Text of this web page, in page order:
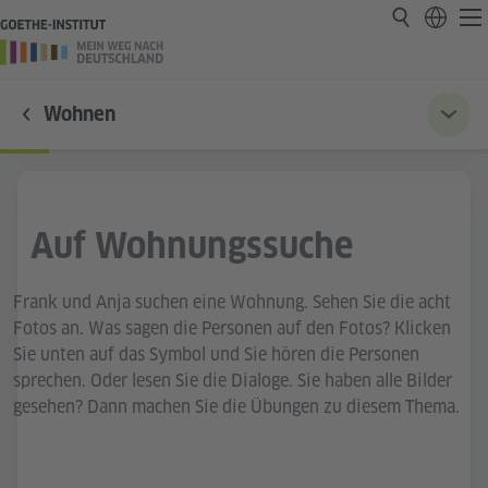
Wohnen
Auf Wohnungssuche
Frank und Anja suchen eine Wohnung. Sehen Sie die acht
Fotos an. Was sagen die Personen auf den Fotos? Klicken
Sie unten auf das Symbol und Sie hören die Personen
sprechen. Oder lesen Sie die Dialoge. Sie haben alle Bilder
gesehen? Dann machen Sie die Übungen zu diesem Thema.